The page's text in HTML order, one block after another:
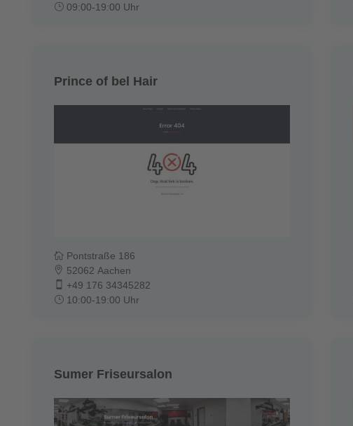
09:00-19:00 Uhr
Prince of bel Hair
Pontstraße 186
52062 Aachen
+49 176 34345282
10:00-19:00 Uhr
Sumer Friseursalon